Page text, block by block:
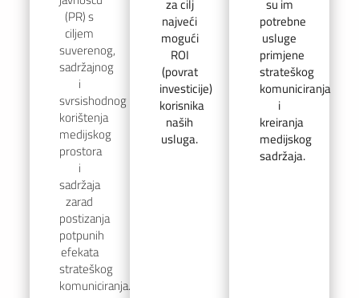
(PR) s
ciljem
suverenog,
sadržajnog
i
svrsishodnog
korištenja
medijskog
prostora
i
sadržaja
zarad
postizanja
potpunih
efekata
strateškog
komuniciranja.
najveći
mogući
ROI
(povrat
investicije)
korisnika
naših
usluga.
potrebne
usluge
primjene
strateškog
komuniciranja
i
kreiranja
medijskog
sadržaja.